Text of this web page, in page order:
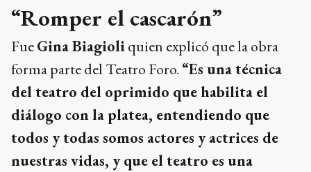
“Romper el cascarón”
FueGina Biagioliquien explicó que la obra
forma parte del Teatro Foro. “Es una técnica
del teatro del oprimido que habilita el
diálogo con la platea, entendiendo que
todos y todas somos actores y actrices de
nuestras vidas, y que el teatro es una